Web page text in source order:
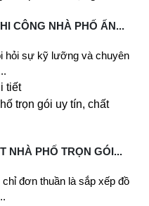
CÔNG NHÀ PHỐ ẤN...
hỏi sự kỹ lưỡng và chuyên
tiết
NHÀ PHỐ TRỌN GÓI...
đơn thuần là sắp xếp đồ